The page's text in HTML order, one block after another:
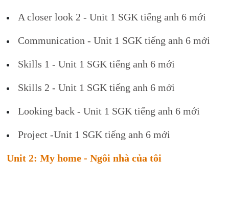
A closer look 2 - Unit 1 SGK tiếng anh 6 mới
Communication - Unit 1 SGK tiếng anh 6 mới
Skills 1 - Unit 1 SGK tiếng anh 6 mới
Skills 2 - Unit 1 SGK tiếng anh 6 mới
Looking back - Unit 1 SGK tiếng anh 6 mới
Project -Unit 1 SGK tiếng anh 6 mới
Unit 2: My home - Ngôi nhà của tôi